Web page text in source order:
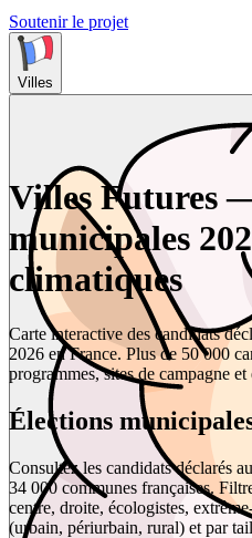
Soutenir le projet
Villes
Villes Futures
municipales
climatiques
Carte interactive des candidats
2026 en France. Plus de 50 000
programmes, sites de campagne
Élections
Consultez les candidats déclarés
34 000 communes françaises.
centre, droite, écologistes,
(urbain, périurbain, rural) et par